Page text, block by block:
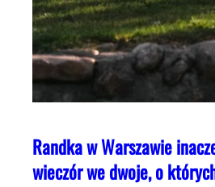
Randka w Warszawie
wieczór we dwoje, o